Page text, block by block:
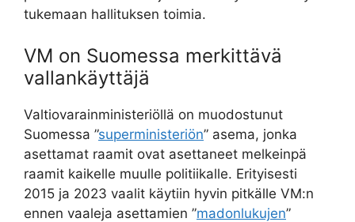
tukemaan hallituksen toimia.
VM on Suomessa merkittävä
vallankäyttäjä
Valtiovarainministeriöllä on muodostunut
Suomessa ”superministeriön” asema, jonka
asettamat raamit ovat asettaneet melkeinpä
raamit kaikelle muulle politiikalle. Erityisesti
2015 ja 2023 vaalit käytiin hyvin pitkälle VM:n
ennen vaaleja asettamien ”madonlukujen”